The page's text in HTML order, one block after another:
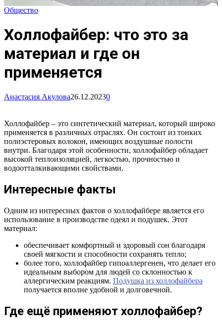
Общество
Холлофайбер: что это за
материал и где он
применяется
Анастасия Акулова26.12.20230
Холлофайбер – это синтетический материал, который широко
применяется в различных отраслях. Он состоит из тонких
полиэстеровых волокон, имеющих воздушные полости
внутри. Благодаря этой особенности, холлофайбер обладает
высокой теплоизоляцией, легкостью, прочностью и
водоотталкивающими свойствами.
Интересные факты
Одним из интересных фактов о холлофайбере является его
использование в производстве одеял и подушек. Этот
материал:
обеспечивает комфортный и здоровый сон благодаря
своей мягкости и способности сохранять тепло;
более того, холлофайбер гипоаллергенен, что делает его
идеальным выбором для людей со склонностью к
аллергическим реакциям. Подушка из холлофайбера
получается вполне удобной и долговечной.
Где ещё применяют холлофайбер?